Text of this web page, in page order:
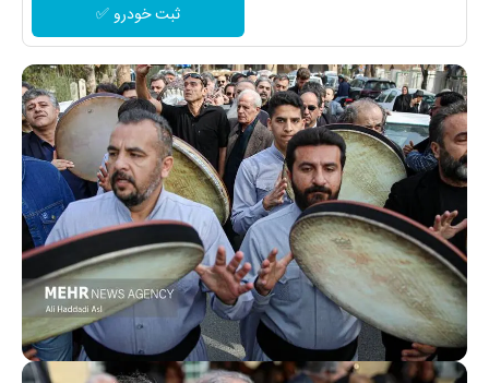
ثبت خودرو ✅